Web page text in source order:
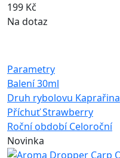
199 Kč
Na dotaz
Parametry
Balení30ml
Druh rybolovu Kaprařina
PříchuťStrawberry
Roční období Celoroční
Novinka